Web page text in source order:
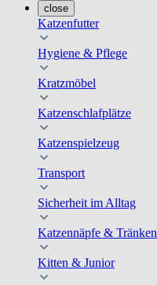
close
Katzenfutter
Hygiene & Pflege
Kratzmöbel
Katzenschlafplätze
Katzenspielzeug
Transport
Sicherheit im Alltag
Katzennäpfe & Tränken
Kitten & Junior